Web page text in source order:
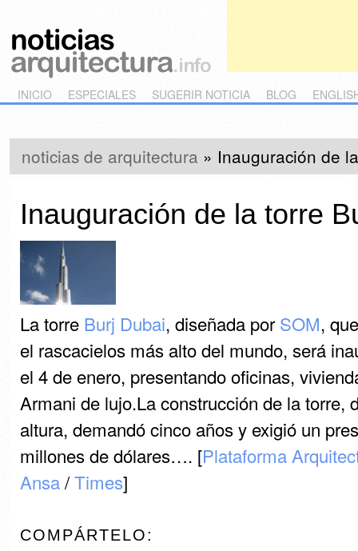
Main menu
Skip to primary content
Skip to secondary content
INICIO ESPECIALES SUGERIR NOTICIA BLOG
noticias de arquitectura » Inauguración de
Inauguración de la torre
La torre Burj Dubai, diseñada porSOM,
el rascacielos más alto del mundo, será
el 4 de enero, presentando oficinas,
Armani de lujo.La construcción de la torre,
altura, demandó cinco años y exigió un
millones de dólares…. [Plataforma
Ansa/Times]
COMPÁRTELO: